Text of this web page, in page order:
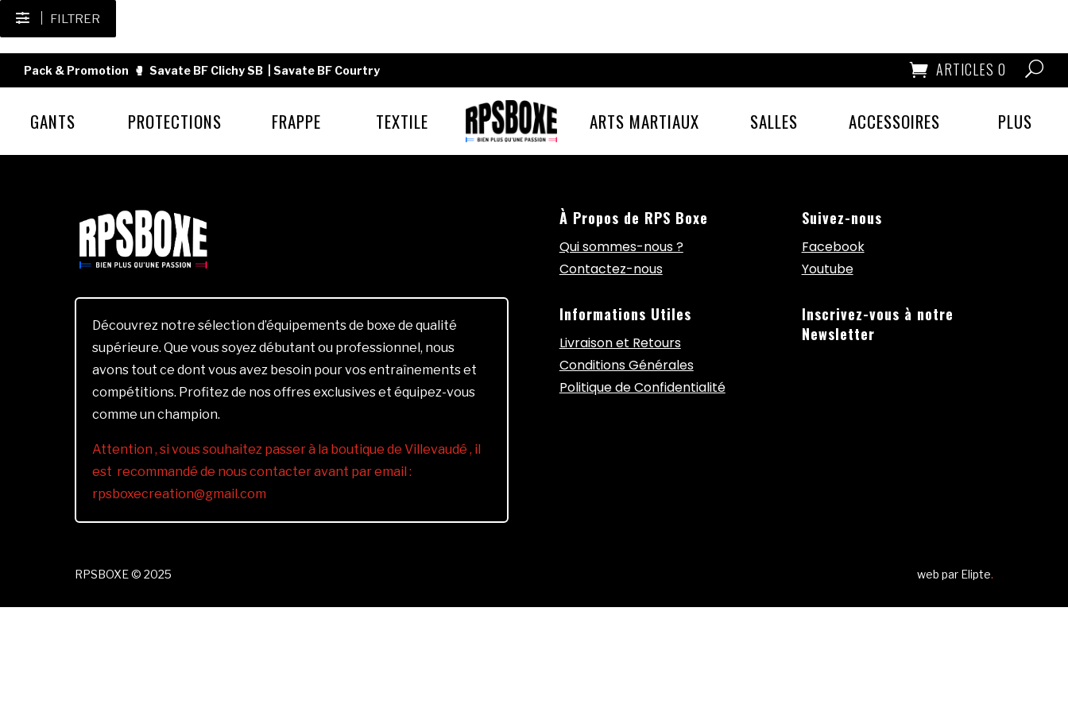
FILTRER
Pack & Promotion 🥊 Savate BF Clichy SB Savate BF Courtry ARTICLES 0
GANTS PROTECTIONS FRAPPE TEXTILE ARTS MARTIAUX SALLES ACCESSOIRES PLUS
Découvrez notre sélection d’équipements de boxe de qualité
supérieure. Que vous soyez débutant ou professionnel, nous
avons tout ce dont vous avez besoin pour vos entraînements et
compétitions. Profitez de nos offres exclusives et équipez-vous
comme un champion.
Attention , si vous souhaitez passer à la boutique de Villevaudé , il
est recommandé de nous contacter avant par email :
rpsboxecreation@gmail.com
À Propos de RPS Boxe
Qui sommes-nous ?
Contactez-nous
Informations Utiles
Livraison et Retours
Conditions Générales
Politique de Confidentialité
Suivez-nous
Facebook
Youtube
Inscrivez-vous à notre
Newsletter
RPSBOXE © 2025 web par Elipte.